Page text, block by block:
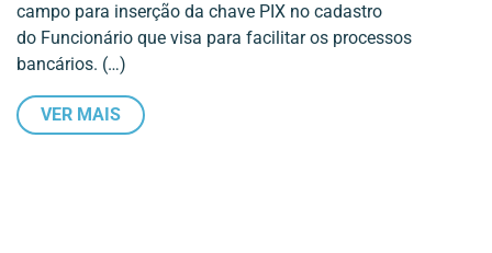
campo para inserção da chave PIX no cadastro
do Funcionário que visa para facilitar os processos
bancários. (…)
VER MAIS